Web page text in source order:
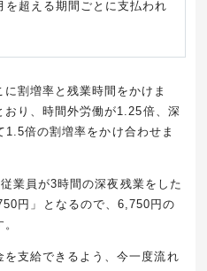
を超える期間ごとに支払われ
割増率と残業時間をかけま
おり、時間外労働が1.25倍、深
1.5倍の割増率をかけ合わせま
業員が3時間の深夜残業をした
円」となるので、 6,750 円の
支給できるよう、今一度流れ